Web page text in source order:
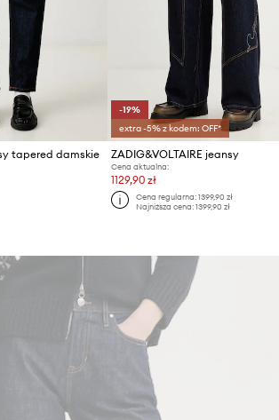
tapered damskie
-19%
extra -5% z kodem: OFF*
ZADIG&VOLTAIRE jeansy
Cena aktualna:
1129,90 zł
Cena regularna: 1399,90 zł
Najniższa cena: 1399,90 zł